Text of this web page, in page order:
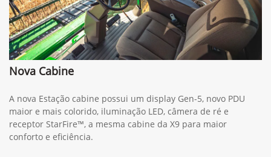
Nova Cabine
A nova Estação cabine possui um display Gen-5, novo PDU
maior e mais colorido, iluminação LED, câmera de ré e
receptor StarFire™, a mesma cabine da X9 para maior
conforto e eficiência.